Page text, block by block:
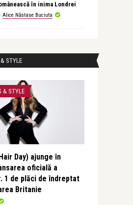
în inima Londrei
Alice Năstase Buciuta
STYLE
& STYLE
Day) ajunge în
oficială a
1 de plăci de îndreptat
Britanie